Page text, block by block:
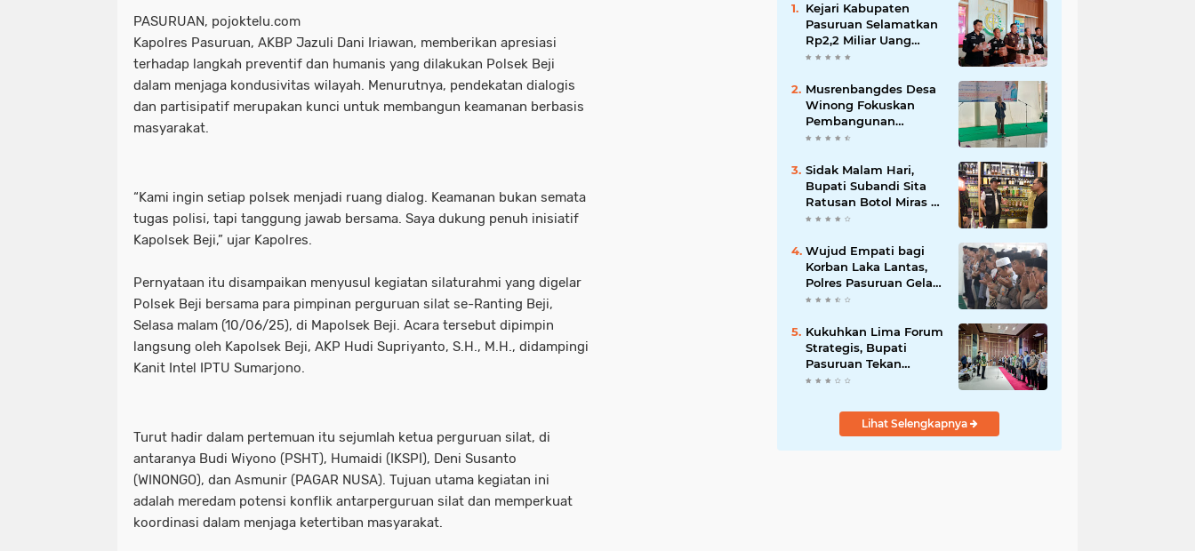
PASURUAN, pojoktelu.com
Kapolres Pasuruan, AKBP Jazuli Dani Iriawan, memberikan apresiasi
terhadap langkah preventif dan humanis yang dilakukan Polsek Beji
dalam menjaga kondusivitas wilayah. Menurutnya, pendekatan dialogis
dan partisipatif merupakan kunci untuk membangun keamanan berbasis
masyarakat.
“Kami ingin setiap polsek menjadi ruang dialog. Keamanan bukan semata
tugas polisi, tapi tanggung jawab bersama. Saya dukung penuh inisiatif
Kapolsek Beji,” ujar Kapolres.
Pernyataan itu disampaikan menyusul kegiatan silaturahmi yang digelar
Polsek Beji bersama para pimpinan perguruan silat se-Ranting Beji,
Selasa malam (10/06/25), di Mapolsek Beji. Acara tersebut dipimpin
langsung oleh Kapolsek Beji, AKP Hudi Supriyanto, S.H., M.H., didampingi
Kanit Intel IPTU Sumarjono.
Turut hadir dalam pertemuan itu sejumlah ketua perguruan silat, di
antaranya Budi Wiyono (PSHT), Humaidi (IKSPI), Deni Susanto
(WINONGO), dan Asmunir (PAGAR NUSA). Tujuan utama kegiatan ini
adalah meredam potensi konflik antarperguruan silat dan memperkuat
koordinasi dalam menjaga ketertiban masyarakat.
Kejari Kabupaten
Pasuruan Selamatkan
Rp2,2 Miliar Uang
Negara dari Korupsi
Musrenbangdes Desa
Winong Fokuskan
Pembangunan
Berbasis Potensi Lokal,
Meski Dihantam
Efisiensi Anggaran
Sidak Malam Hari,
Bupati Subandi Sita
Ratusan Botol Miras di
Kawasan Perumahan
Wujud Empati bagi
Korban Laka Lantas,
Polres Pasuruan Gelar
Salat Ghaib dan Doa
Kukuhkan Lima Forum
Strategis, Bupati
Pasuruan Tekan
Pentingnya Program
Lihat Selengkapnya